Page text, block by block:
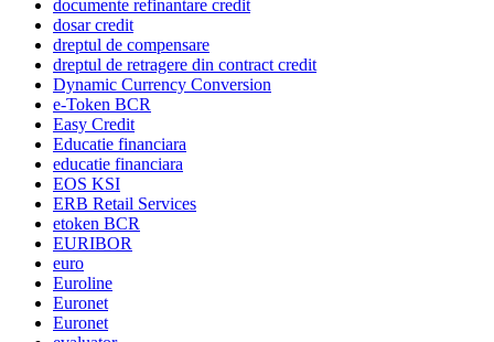
documente refinantare credit
dosar credit
dreptul de compensare
dreptul de retragere din contract credit
Dynamic Currency Conversion
e-Token BCR
Easy Credit
Educatie financiara
educatie financiara
EOS KSI
ERB Retail Services
etoken BCR
EURIBOR
euro
Euroline
Euronet
Euronet